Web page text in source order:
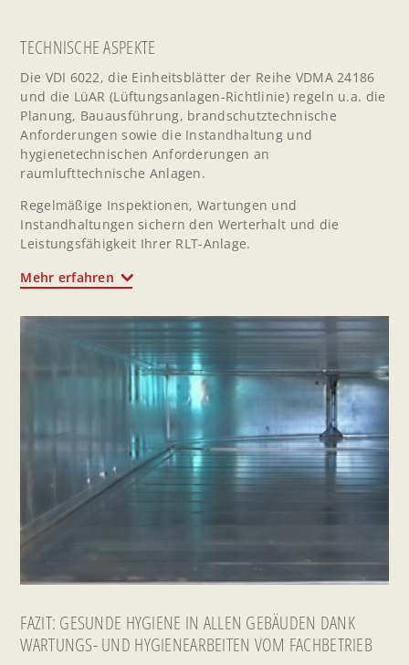
TECHNISCHE ASPEKTE
Die VDI 6022, die Einheitsblätter der Reihe VDMA 24186
und die LüAR (Lüftungsanlagen-Richtlinie) regeln u.a. die
Planung, Bauausführung, brandschutztechnische
Anforderungen sowie die Instandhaltung und
hygienetechnischen Anforderungen an
raumlufttechnische Anlagen.
Regelmäßige Inspektionen, Wartungen und
Instandhaltungen sichern den Werterhalt und die
Leistungsfähigkeit Ihrer RLT-Anlage.
Mehr erfahren
FAZIT: GESUNDE HYGIENE IN ALLEN GEBÄUDEN DANK
WARTUNGS- UND HYGIENEARBEITEN VOM FACHBETRIEB